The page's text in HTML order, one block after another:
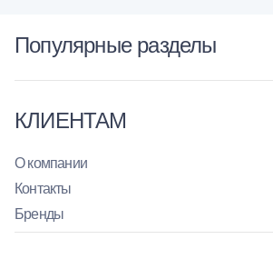
Популярные разделы
КЛИЕНТАМ
О компании
Контакты
Бренды